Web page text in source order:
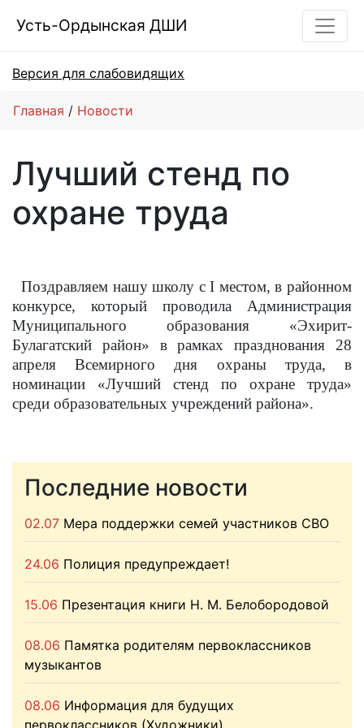
Усть-Ордынская ДШИ
Версия для слабовидящих
Главная Новости
Лучший стенд по
охране труда
Поздравляем нашу школу сI местом, в районном
конкурсе, который проводила Администрация
Муниципального образования «Эхирит-
Булагатский район» в рамках празднования 28
апреля Всемирного дня охраны труда, в
номинации «Лучший стенд по охране труда»
среди образовательных учреждений района».
Последние новости
02.07 Мера поддержки семей участников СВО
24.06 Полиция предупреждает!
15.06 Презентация книги Н. М. Белобородовой
08.06 Памятка родителям первоклассников
музыкантов
08.06 Информация для будущих
первоклассников (Художники)